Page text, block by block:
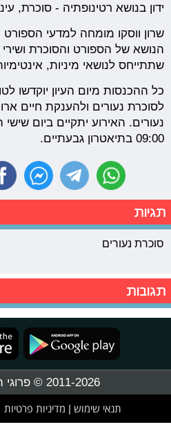
ידון בנושא רטינופתיה - סוכרת,
שרון ווסקו מומחה למדעי
הנושא של הספורט והסוכרת
שתתייחס לנושאי מיניות,
כל ההכנסות מיום העיון יוקדשו
לסוכרת נעורים ולהענקת חיים
09:00 בתיאטרון גבעתיים.
תגיות
סוכרת נעורים
תגובות
2011-2026 © פרוגי תקשורת בע"מ
תנאי שימוש מדיניות פרטיות